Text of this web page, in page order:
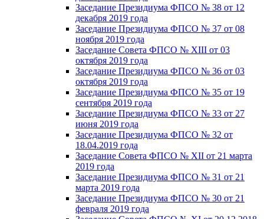
Заседание Президиума ФПСО № 38 от 12
декабря 2019 года
Заседание Президиума ФПСО № 37 от 08
ноября 2019 года
Заседание Совета ФПСО № XIII от 03
октября 2019 года
Заседание Президиума ФПСО № 36 от 03
октября 2019 года
Заседание Президиума ФПСО № 35 от 19
сентября 2019 года
Заседание Президиума ФПСО № 33 от 27
июня 2019 года
Заседание Президиума ФПСО № 32 от
18.04.2019 года
Заседание Совета ФПСО № XII от 21 марта
2019 года
Заседание Президиума ФПСО № 31 от 21
марта 2019 года
Заседание Президиума ФПСО № 30 от 21
февраля 2019 года